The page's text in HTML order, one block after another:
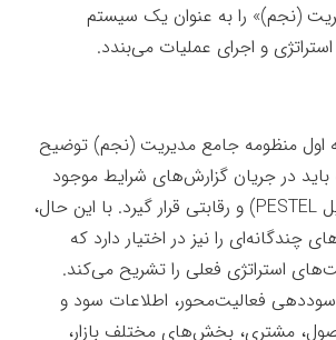
(نجم)» را به عنوان یک سیستم
استراتژی و اجرای عملیات می‌بندد.
اول منظومه جامع مدیریت (نجم) توضیح
در جریان گزارش‌های شرایط موجود
PESTEL) و
رقابتی قرار گیرد. با این حال،
چندگانه‌ای را نیز در اختیار دارد که
استراتژی فعلی را تشریح می‌کند.
فعالیت‌محور، اطلاعات سود و
مشتری، بخش‌های مختلف بازار،